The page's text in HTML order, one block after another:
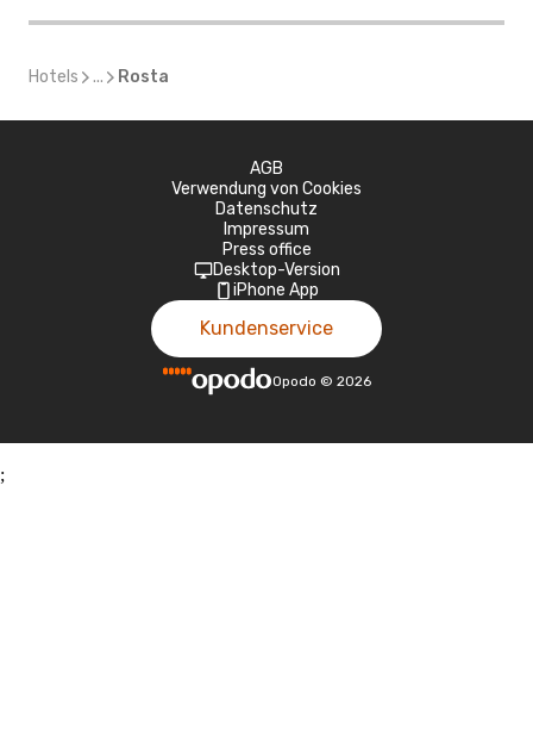
Hotels ... Rosta
AGB
Verwendung von Cookies
Datenschutz
Impressum
Press office
Desktop-Version
iPhone App
Kundenservice
Opodo © 2026
;